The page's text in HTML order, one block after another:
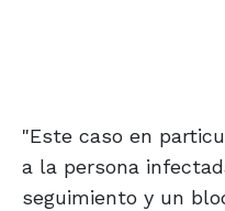
"Este caso en
a la persona
seguimiento y un